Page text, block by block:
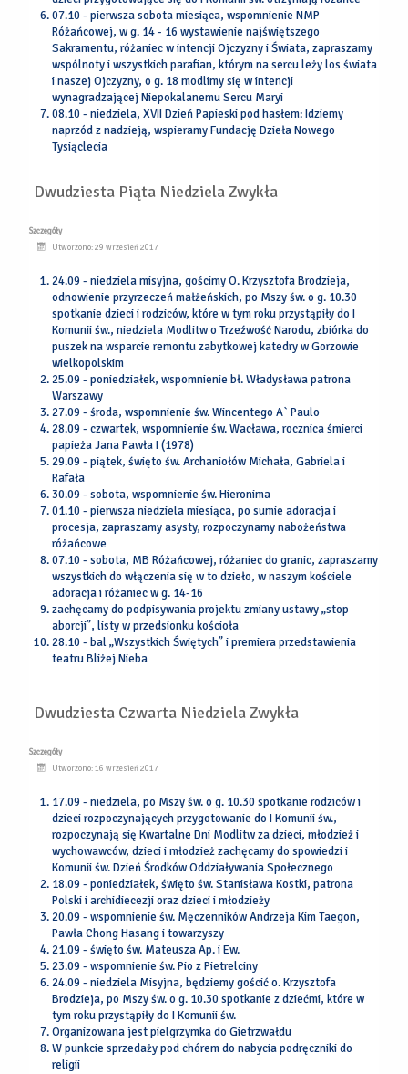
07.10 - pierwsza sobota miesiąca, wspomnienie NMP
Różańcowej, w g. 14 - 16 wystawienie najświętszego
Sakramentu, różaniec w intencji Ojczyzny i Świata, zapraszamy
wspólnoty i wszystkich parafian, którym na sercu leży los świata
i naszej Ojczyzny, o g. 18 modlimy się w intencji
wynagradzającej Niepokalanemu Sercu Maryi
08.10 - niedziela, XVII Dzień Papieski pod hasłem: Idziemy
naprzód z nadzieją, wspieramy Fundację Dzieła Nowego
Tysiąclecia
Dwudziesta Piąta Niedziela Zwykła
Szczegóły
Utworzono: 29 wrzesień 2017
24.09 - niedziela misyjna, gościmy O. Krzysztofa Brodzieja,
odnowienie przyrzeczeń małżeńskich, po Mszy św. o g. 10.30
spotkanie dzieci i rodziców, które w tym roku przystąpiły do I
Komunii św., niedziela Modlitw o Trzeźwość Narodu, zbiórka do
puszek na wsparcie remontu zabytkowej katedry w Gorzowie
wielkopolskim
25.09 - poniedziałek, wspomnienie bł. Władysława patrona
Warszawy
27.09 - środa, wspomnienie św. Wincentego A` Paulo
28.09 - czwartek, wspomnienie św. Wacława, rocznica śmierci
papieża Jana Pawła I (1978)
29.09 - piątek, święto św. Archaniołów Michała, Gabriela i
Rafała
30.09 - sobota, wspomnienie św. Hieronima
01.10 - pierwsza niedziela miesiąca, po sumie adoracja i
procesja, zapraszamy asysty, rozpoczynamy nabożeństwa
różańcowe
07.10 - sobota, MB Różańcowej, różaniec do granic, zapraszamy
wszystkich do włączenia się w to dzieło, w naszym kościele
adoracja i różaniec w g. 14-16
zachęcamy do podpisywania projektu zmiany ustawy „stop
aborcji”, listy w przedsionku kościoła
28.10 - bal „Wszystkich Świętych” i premiera przedstawienia
teatru Bliżej Nieba
Dwudziesta Czwarta Niedziela Zwykła
Szczegóły
Utworzono: 16 wrzesień 2017
17.09 - niedziela, po Mszy św. o g. 10.30 spotkanie rodziców i
dzieci rozpoczynających przygotowanie do I Komunii św.,
rozpoczynają się Kwartalne Dni Modlitw za dzieci, młodzież i
wychowawców, dzieci i młodzież zachęcamy do spowiedzi i
Komunii św. Dzień Środków Oddziaływania Społecznego
18.09 - poniedziałek, święto św. Stanisława Kostki, patrona
Polski i archidiecezji oraz dzieci i młodzieży
20.09 - wspomnienie św. Męczenników Andrzeja Kim Taegon,
Pawła Chong Hasang i towarzyszy
21.09 - święto św. Mateusza Ap. i Ew.
23.09 - wspomnienie św. Pio z Pietrelciny
24.09 - niedziela Misyjna, będziemy gościć o. Krzysztofa
Brodzieja, po Mszy św. o g. 10.30 spotkanie z dziećmi, które w
tym roku przystąpiły do I Komunii św.
Organizowana jest pielgrzymka do Gietrzwałdu
W punkcie sprzedaży pod chórem do nabycia podręczniki do
religii